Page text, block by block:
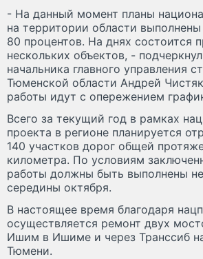
- На данный момент планы
на территории области
80 процентов. На днях состоится
нескольких объектов, -
начальника главного управления
Тюменской области Андрей
работы идут с опережением
Всего за текущий год в рамках
проекта в регионе планируется
140 участков дорог общей
километра. По условиям
работы должны быть выполнены
середины октября.
В настоящее время благодаря
осуществляется ремонт двух
Ишим в Ишиме и через Транссиб
Тюмени.